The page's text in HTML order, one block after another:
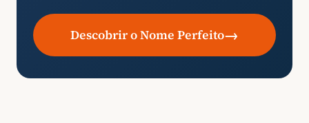
Descobrir o Nome Perfeito→